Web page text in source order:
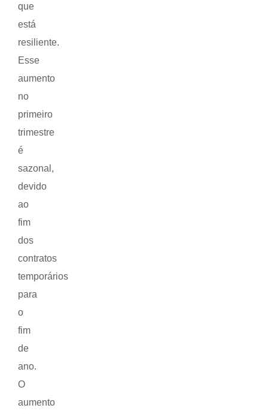
que
está
resiliente.
Esse
aumento
no
primeiro
trimestre
é
sazonal,
devido
ao
fim
dos
contratos
temporários
para
o
fim
de
ano.
O
aumento